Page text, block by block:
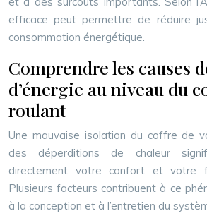
efficace peut permettre de réduire
consommation énergétique.
Comprendre les causes
d’énergie au niveau du
roulant
Une mauvaise isolation du coffre de
des déperditions de chaleur
directement votre confort et votre
Plusieurs facteurs contribuent à ce
à la conception et à l’entretien du